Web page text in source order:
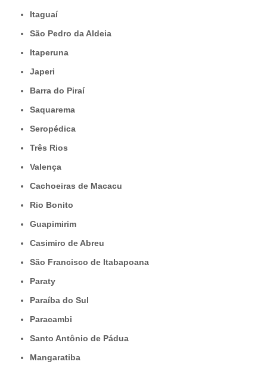
Itaguaí
São Pedro da Aldeia
Itaperuna
Japeri
Barra do Piraí
Saquarema
Seropédica
Três Rios
Valença
Cachoeiras de Macacu
Rio Bonito
Guapimirim
Casimiro de Abreu
São Francisco de Itabapoana
Paraty
Paraíba do Sul
Paracambi
Santo Antônio de Pádua
Mangaratiba